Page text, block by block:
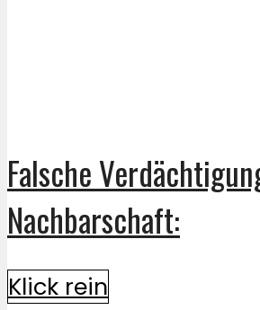
Falsche
Nachbarschaft:
Klick rein